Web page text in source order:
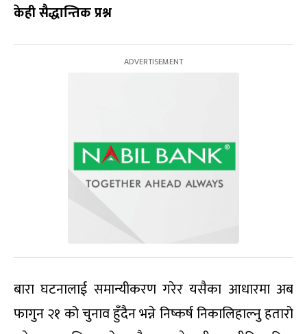
केही सैद्धान्तिक प्रश्न
बारा घटनालाई समान्यीकरण गरेर यसैका आधारमा अब
फागुन २१ को चुनाव हुँदैन भन्ने निष्कर्ष निकालिहाल्नु हतारो